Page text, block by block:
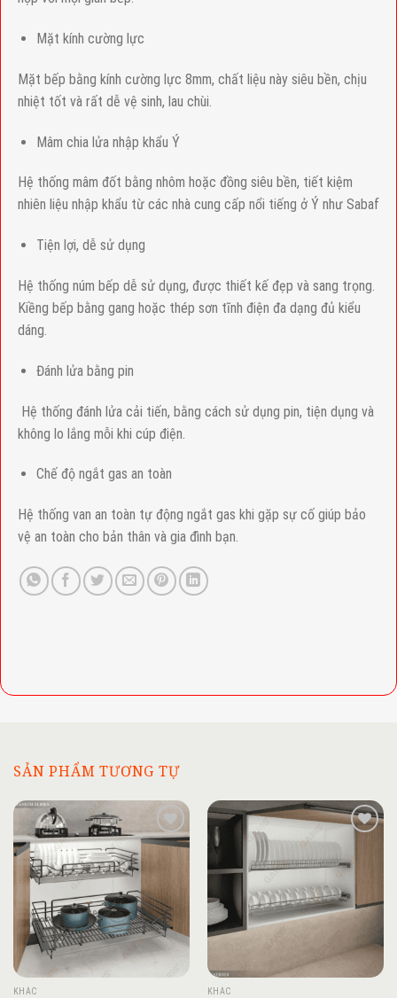
Mặt kính cường lực
Mặt bếp bằng kính cường lực 8mm, chất liệu này siêu bền, chịu
nhiệt tốt và rất dễ vệ sinh, lau chùi.
Mâm chia lửa nhập khẩu Ý
Hệ thống mâm đốt bằng nhôm hoặc đồng siêu bền, tiết kiệm
nhiên liệu nhập khẩu từ các nhà cung cấp nổi tiếng ở Ý như Sabaf
Tiện lợi, dễ sử dụng
Hệ thống núm bếp dễ sử dụng, được thiết kế đẹp và sang trọng.
Kiềng bếp bằng gang hoặc thép sơn tĩnh điện đa dạng đủ kiểu
dáng.
Đánh lửa bằng pin
Hệ thống đánh lửa cải tiến, bằng cách sử dụng pin, tiện dụng và
không lo lắng mỗi khi cúp điện.
Chế độ ngắt gas an toàn
Hệ thống van an toàn tự động ngắt gas khi gặp sự cố giúp bảo
vệ an toàn cho bản thân và gia đình bạn.
SẢN PHẨM TƯƠNG TỰ
Add to
KHÁC
wishlist
KHÁC